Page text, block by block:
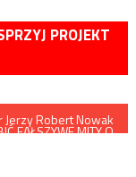
PROJEKT
Jerzy Robert Nowak
FAŁSZYWE MITY O